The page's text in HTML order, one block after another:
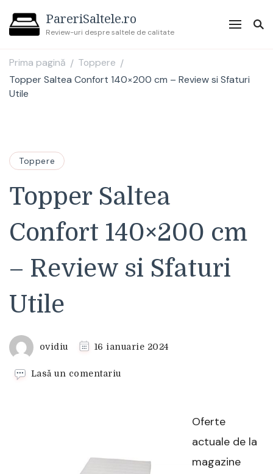
PareriSaltele.ro
Review-uri despre saltele de calitate
Prima pagină / Toppere /
Topper Saltea Confort 140×200 cm – Review si Sfaturi
Utile
Toppere
Topper Saltea
Confort 140×200 cm
– Review si Sfaturi
Utile
ovidiu 16 ianuarie 2024
Lasă un comentariu
Review
Oferte
actuale de la
magazine